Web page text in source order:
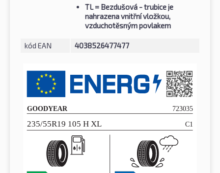
TL= Bezdušová - trubice je
nahrazena vnitřní vložkou,
vzduchotěsným povlakem
kód EAN 4038526477477